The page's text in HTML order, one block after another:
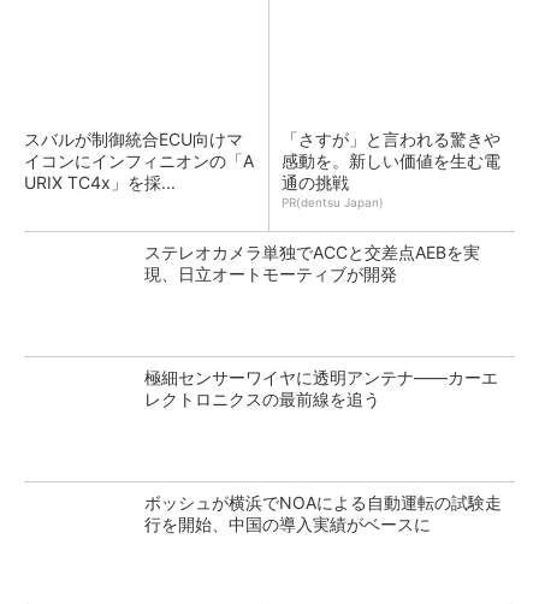
スバルが制御統合ECU向けマ
イコンにインフィニオンの「A
URIX TC4x」を採...
「さすが」と言われる驚きや
感動を。新しい価値を生む電
通の挑戦
PR(dentsu Japan)
ステレオカメラ単独でACCと交差点AEBを実
現、日立オートモーティブが開発
極細センサーワイヤに透明アンテナ――カーエ
レクトロニクスの最前線を追う
ボッシュが横浜でNOAによる自動運転の試験走
行を開始、中国の導入実績がベースに